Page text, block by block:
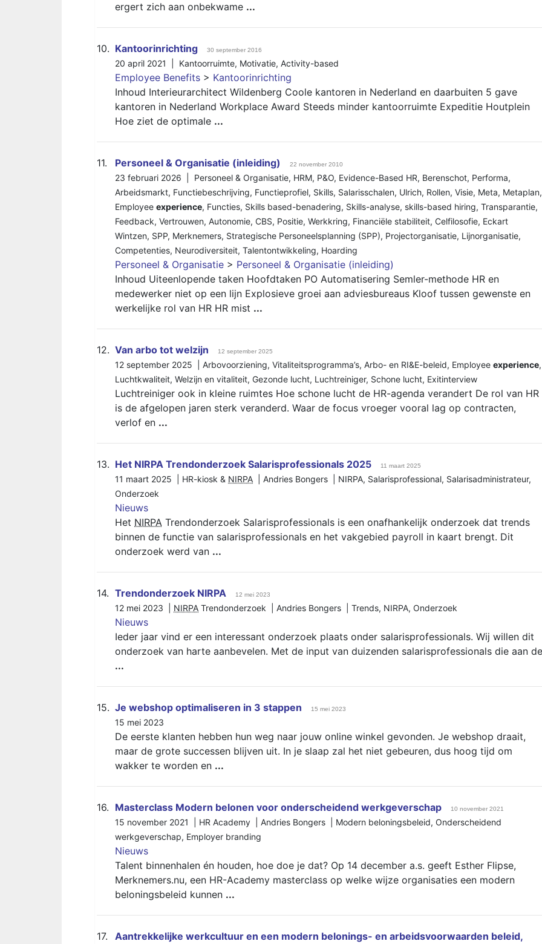
ergert zich aan onbekwame ...
10. Kantoorinrichting 30 september 2016
20 april 2021 | Kantoorruimte, Motivatie, Activity-based
Employee Benefits > Kantoorinrichting
Inhoud Interieurarchitect Wildenberg Coole kantoren in Nederland en daarbuiten 5 gave
kantoren in Nederland Workplace Award Steeds minder kantoorruimte Expeditie Houtplein
Hoe ziet de optimale ...
11. Personeel & Organisatie (inleiding) 22 november 2010
23 februari 2026 | Personeel & Organisatie, HRM, P&O, Evidence-Based HR, Berenschot, Performa,
Arbeidsmarkt, Functiebeschrijving, Functieprofiel, Skills, Salarisschalen, Ulrich, Rollen, Visie, Meta, Metaplan,
Employee experience, Functies, Skills based-benadering, Skills-analyse, skills-based hiring, Transparantie,
Feedback, Vertrouwen, Autonomie, CBS, Positie, Werkkring, Financiële stabiliteit, Celfilosofie, Eckart
Wintzen, SPP, Merknemers, Strategische Personeelsplanning (SPP), Projectorganisatie, Lijnorganisatie,
Competenties, Neurodiversiteit, Talentontwikkeling, Hoarding
Personeel & Organisatie > Personeel & Organisatie (inleiding)
Inhoud Uiteenlopende taken Hoofdtaken PO Automatisering Semler-methode HR en
medewerker niet op een lijn Explosieve groei aan adviesbureaus Kloof tussen gewenste en
werkelijke rol van HR HR mist ...
12. Van arbo tot welzijn 12 september 2025
12 september 2025 | Arbovoorziening, Vitaliteitsprogramma’s, Arbo- en RI&E-beleid, Employee experience,
Luchtkwaliteit, Welzijn en vitaliteit, Gezonde lucht, Luchtreiniger, Schone lucht, Exitinterview
Luchtreiniger ook in kleine ruimtes Hoe schone lucht de HR-agenda verandert De rol van HR
is de afgelopen jaren sterk veranderd. Waar de focus vroeger vooral lag op contracten,
verlof en ...
13. Het NIRPA Trendonderzoek Salarisprofessionals 2025 11 maart 2025
11 maart 2025 | HR-kiosk & NIRPA | Andries Bongers | NIRPA, Salarisprofessional, Salarisadministrateur,
Onderzoek
Nieuws
Het NIRPA Trendonderzoek Salarisprofessionals is een onafhankelijk onderzoek dat trends
binnen de functie van salarisprofessionals en het vakgebied payroll in kaart brengt. Dit
onderzoek werd van ...
14. Trendonderzoek NIRPA 12 mei 2023
12 mei 2023 | NIRPA Trendonderzoek | Andries Bongers | Trends, NIRPA, Onderzoek
Nieuws
Ieder jaar vind er een interessant onderzoek plaats onder salarisprofessionals. Wij willen dit
onderzoek van harte aanbevelen. Met de input van duizenden salarisprofessionals die aan de
...
15. Je webshop optimaliseren in 3 stappen 15 mei 2023
15 mei 2023
De eerste klanten hebben hun weg naar jouw online winkel gevonden. Je webshop draait,
maar de grote successen blijven uit. In je slaap zal het niet gebeuren, dus hoog tijd om
wakker te worden en ...
16. Masterclass Modern belonen voor onderscheidend werkgeverschap 10 november 2021
15 november 2021 | HR Academy | Andries Bongers | Modern beloningsbeleid, Onderscheidend
werkgeverschap, Employer branding
Nieuws
Talent binnenhalen én houden, hoe doe je dat? Op 14 december a.s. geeft Esther Flipse,
Merknemers.nu, een HR-Academy masterclass op welke wijze organisaties een modern
beloningsbeleid kunnen ...
17. Aantrekkelijke werkcultuur en een modern belonings- en arbeidsvoorwaarden beleid,